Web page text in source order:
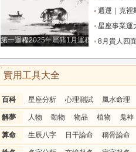
第一運程2025年屬豬1月運程解析
週運｜克裡斯2026年8月10日-8
星座事業運大起底，哪四大
8月貴人四面齊聚，財路全線打通的三大生
實用工具大全
百科 星座分析 心理測試 風水命理
解夢 人物 動物 物品 植物 鬼神
算命 生辰八字 日干論命 稱骨論命